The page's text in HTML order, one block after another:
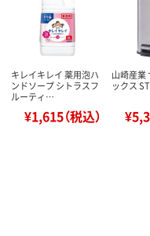
キレイキレイ 薬用泡ハ
ンドソープ シトラスフ
ルーティ…
¥1,615（税込）
山崎産業
ックス